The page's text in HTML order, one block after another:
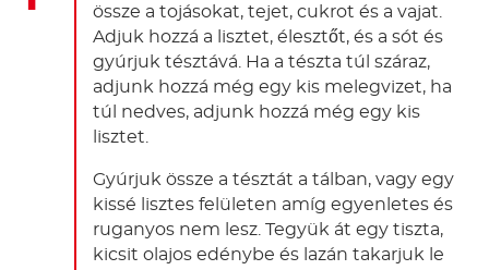
össze a tojásokat, tejet, cukrot és a vajat.
Adjuk hozzá a lisztet, élesztőt, és a sót és
gyúrjuk tésztává. Ha a tészta túl száraz,
adjunk hozzá még egy kis melegvizet, ha
túl nedves, adjunk hozzá még egy kis
lisztet.
Gyúrjuk össze a tésztát a tálban, vagy egy
kissé lisztes felületen amíg egyenletes és
ruganyos nem lesz. Tegyük át egy tiszta,
kicsit olajos edénybe és lazán takarjuk le